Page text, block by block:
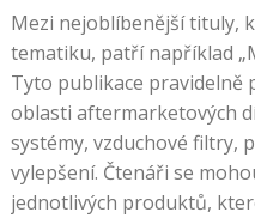
Mezi nejoblíbenější tituly,
tematiku, patří například
Tyto publikace pravidelně
oblasti aftermarketových
systémy, vzduchové filtry,
vylepšení. Čtenáři se
jednotlivých produktů,